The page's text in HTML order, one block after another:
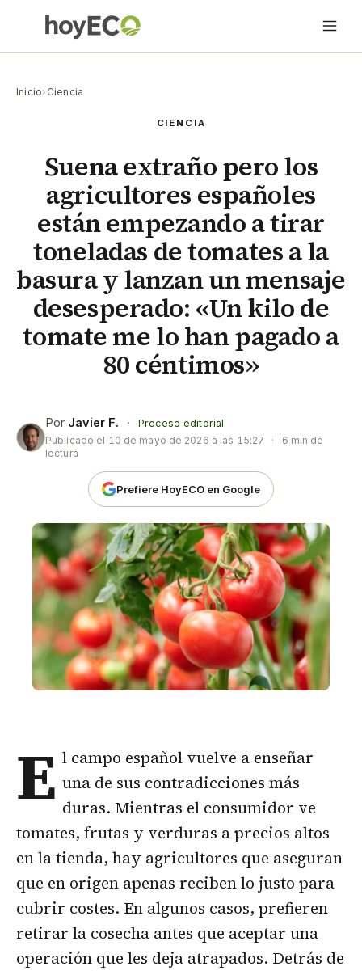
Inicio› Ciencia
CIENCIA
Suena extraño pero los
agricultores españoles
están empezando a tirar
toneladas de tomates a la
basura y lanzan un mensaje
desesperado: «Un kilo de
tomate me lo han pagado a
80 céntimos»
Por Javier F. ·
Proceso editorial
Publicado el 10 de mayo de 2026 a las 15:27 ·
6 min de
lectura
Prefiere HoyECO en Google
E l campo español vuelve a enseñar
una de sus contradicciones más
duras. Mientras el consumidor ve
tomates, frutas y verduras a precios altos
en la tienda, hay agricultores que aseguran
que en origen apenas reciben lo justo para
cubrir costes. En algunos casos, prefieren
retirar la cosecha antes que aceptar una
operación que les deja atrapados. Detrás de